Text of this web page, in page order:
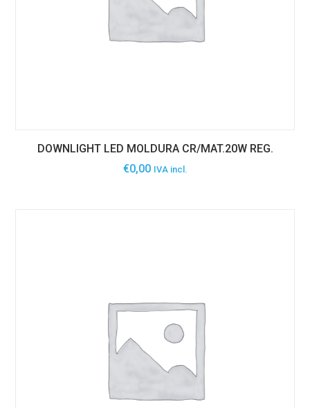
DOWNLIGHT LED MOLDURA CR/MAT.20W REG.
€0,00 IVA incl.